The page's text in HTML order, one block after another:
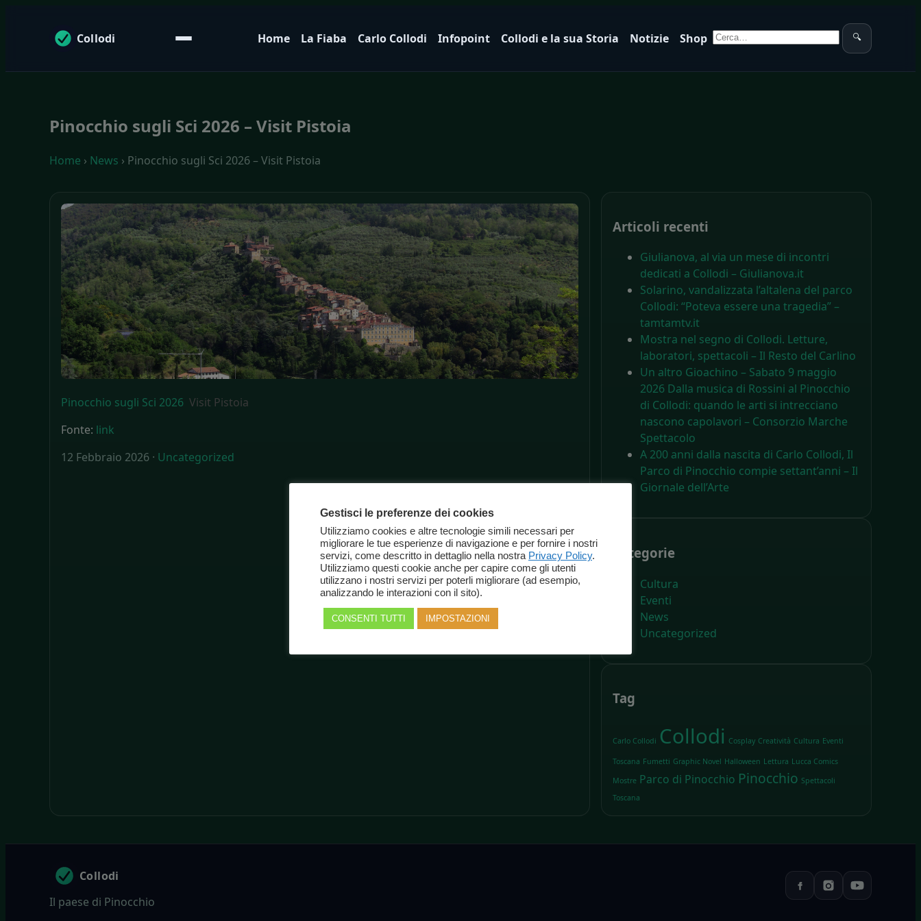
Collodi Home La Fiaba Carlo Collodi Infopoint Collodi e la sua Storia Notizie Shop Cerca: 🔍
Pinocchio sugli Sci 2026 – Visit Pistoia
Home › News › Pinocchio sugli Sci 2026 – Visit Pistoia
Pinocchio sugli Sci 2026 Visit Pistoia
Fonte: link
12 Febbraio 2026 · Uncategorized
Articoli recenti
Giulianova, al via un mese di incontri
dedicati a Collodi – Giulianova.it
Solarino, vandalizzata l’altalena del parco
Collodi: “Poteva essere una tragedia” –
tamtamtv.it
Mostra nel segno di Collodi. Letture,
laboratori, spettacoli – Il Resto del Carlino
Un altro Gioachino – Sabato 9 maggio
2026 Dalla musica di Rossini al Pinocchio
di Collodi: quando le arti si intrecciano
nascono capolavori – Consorzio Marche
Spettacolo
A 200 anni dalla nascita di Carlo Collodi, Il
Parco di Pinocchio compie settant’anni – Il
Giornale dell’Arte
Categorie
Cultura
Eventi
News
Uncategorized
Tag
Carlo Collodi Collodi Cosplay Creatività Cultura Eventi
Toscana Fumetti Graphic Novel Halloween Lettura Lucca Comics
Mostre Parco di Pinocchio Pinocchio Spettacoli
Toscana
Collodi
Il paese di Pinocchio
Gestisci le preferenze dei cookies
Utilizziamo cookies e altre tecnologie simili necessari per
migliorare le tue esperienze di navigazione e per fornire i nostri
servizi, come descritto in dettaglio nella nostra Privacy Policy.
Utilizziamo questi cookie anche per capire come gli utenti
utilizzano i nostri servizi per poterli migliorare (ad esempio,
analizzando le interazioni con il sito).
CONSENTI TUTTI IMPOSTAZIONI